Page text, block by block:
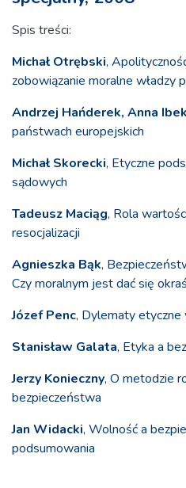
Spis treści:
Michał Otrębski,
zobowiązanie moralne władzy
Andrzej Hańderek, Anna Ibek
państwach europejskich
Michał Skorecki, Etyczne
sądowych
Tadeusz Maciąg, Rola
resocjalizacji
Agnieszka Bąk,
Czy moralnym jest dać się
Józef Penc, Dylematy
Stanisław Galata, Etyka a
Jerzy Konieczny, O metodzie
bezpieczeństwa
Jan Widacki, Wolność a
podsumowania